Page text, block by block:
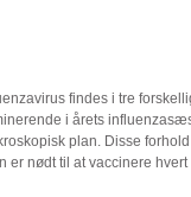
findes i tre
i årets
plan. Disse forhold
er nødt til at vaccinere hvert